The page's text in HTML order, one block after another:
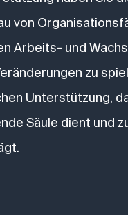
von
Arbeits- und
zu
Unterstützung,
Säule dient und